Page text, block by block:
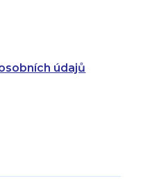
údajů
8:00 - 14:30